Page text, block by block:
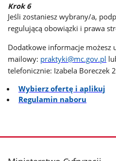
Krok 6
Jeśli zostaniesz wybrany/a,
regulującą obowiązki i prawa
Dodatkowe informacje możesz
mailowy: praktyki@mc.gov.pl
telefonicznie: Izabela Boreczek
Wybierz ofertę i aplikuj
Regulamin naboru